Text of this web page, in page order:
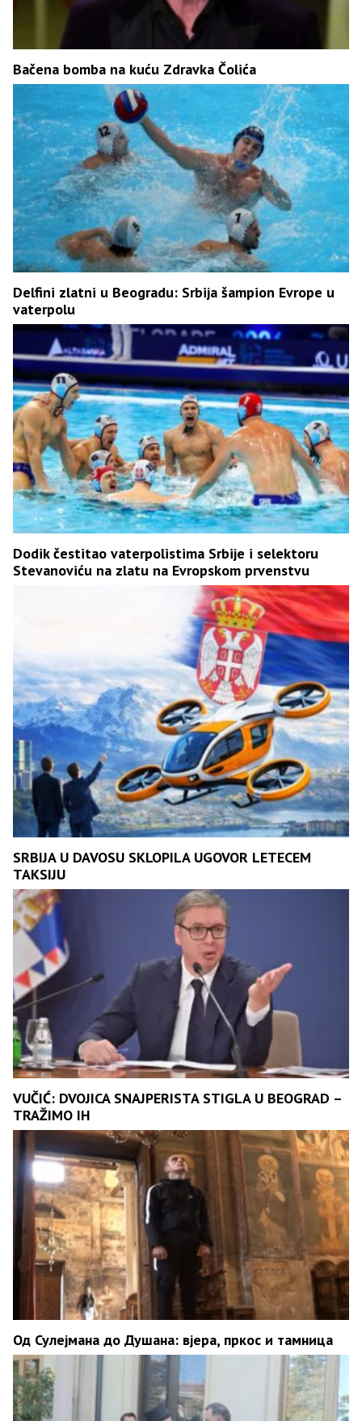
Bačena bomba na kuću Zdravka Čolića
Delfini zlatni u Beogradu: Srbija šampion Evrope u
vaterpolu
Dodik čestitao vaterpolistima Srbije i selektoru
Stevanoviću na zlatu na Evropskom prvenstvu
SRBIJA U DAVOSU SKLOPILA UGOVOR LETECEM
TAKSIJU
VUČIĆ: DVOJICA SNAJPERISTA STIGLA U BEOGRAD –
TRAŽIMO IH
Од Сулејмана до Душана: вјера, пркос и тамница